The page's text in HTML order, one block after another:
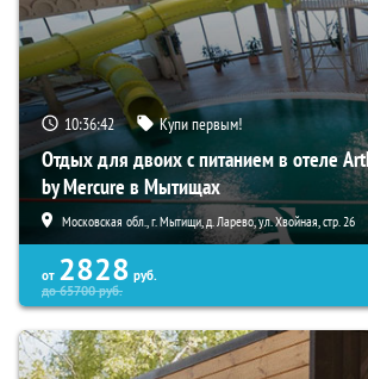
10:36:41 Купи первым!
Отдых для двоих с питанием в отеле
by Mercure в Мытищах
Московская обл., г. Мытищи, д. Ларево, ул. Хвойная, стр. 26
от 2828 руб.
до65700руб.